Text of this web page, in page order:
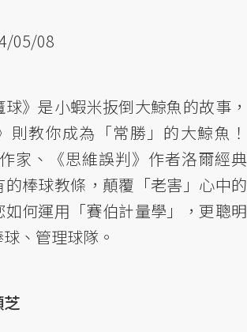
05/08
球》是小蝦米扳倒大鯨魚的故事，
則教你成為「常勝」的大鯨魚！
家、《思維誤判》作者洛爾經典
的棒球教條，顛覆「老害」心中的
何運用「賽伯計量學」，更聰明
、管理球隊。